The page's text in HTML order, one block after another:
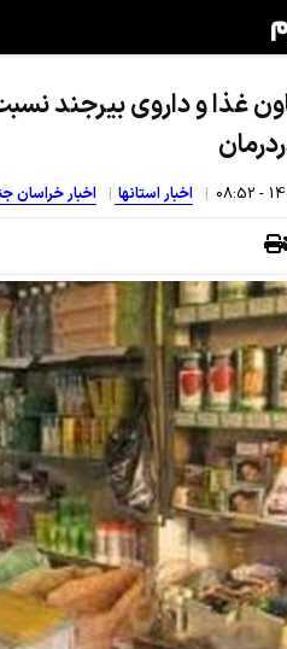
غذا و داروی بیرجند
اخبار استانها اخبار خراسان